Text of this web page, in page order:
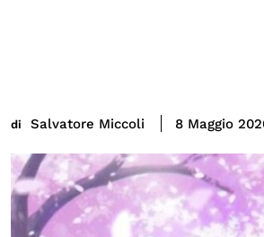
di Salvatore Miccoli 8 Maggio